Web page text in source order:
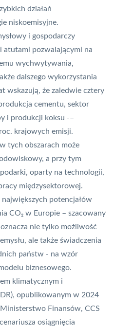
działań
niskoemisyjne.
i gospodarczy
atutami pozwalającymi na
wychwytywania,
dalszego wykorzystania
wskazują, że zaledwie cztery
cementu, sektor
i produkcji koksu -–
krajowych emisji.
tych obszarach może
a przy tym
oparty na technologii,
międzysektorowej.
największych potencjałów
CO₂ w Europie – szacowany
nie tylko możliwość
ale także świadczenia
państw - na wzór
biznesowego.
klimatycznym i
opublikowanym w 2024
Finansów, CCS
osiągnięcia